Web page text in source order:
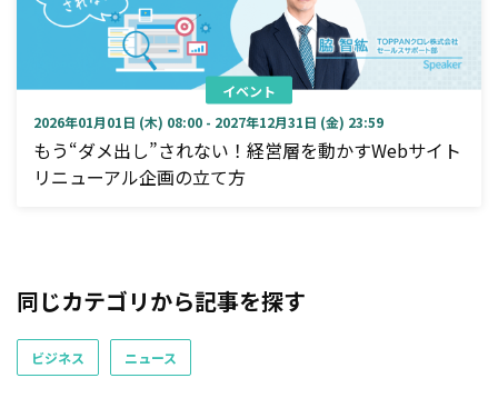
イベント
2026年01月01日 (木) 08:00 - 2027年12月31日 (金) 23:59
もう“ダメ出し”されない！経営層を動かすWebサイト
リニューアル企画の立て方
同じカテゴリから記事を探す
ビジネス ニュース